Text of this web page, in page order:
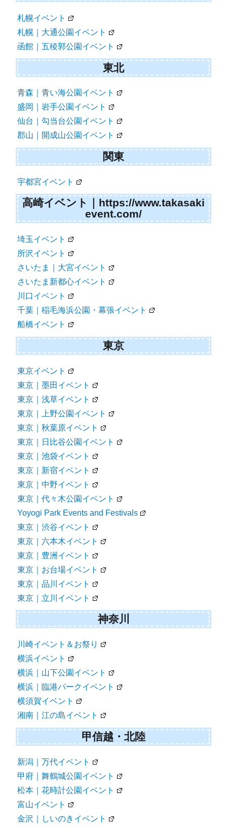
札幌イベント
札幌｜大通公園イベント
函館｜五稜郭公園イベント
東北
青森｜青い海公園イベント
盛岡｜岩手公園イベント
仙台｜勾当台公園イベント
郡山｜開成山公園イベント
関東
宇都宮イベント
高崎イベント｜https://www.takasaki
event.com/
埼玉イベント
所沢イベント
さいたま｜大宮イベント
さいたま新都心イベント
川口イベント
千葉｜稲毛海浜公園・幕張イベント
船橋イベント
東京
東京イベント
東京｜墨田イベント
東京｜浅草イベント
東京｜上野公園イベント
東京｜秋葉原イベント
東京｜日比谷公園イベント
東京｜池袋イベント
東京｜新宿イベント
東京｜中野イベント
東京｜代々木公園イベント
Yoyogi Park Events and Festivals
東京｜渋谷イベント
東京｜六本木イベント
東京｜豊洲イベント
東京｜お台場イベント
東京｜品川イベント
東京｜立川イベント
神奈川
川崎イベント＆お祭り
横浜イベント
横浜｜山下公園イベント
横浜｜臨港パークイベント
横須賀イベント
湘南｜江の島イベント
甲信越・北陸
新潟｜万代イベント
甲府｜舞鶴城公園イベント
松本｜花時計公園イベント
富山イベント
金沢｜しいのきイベント